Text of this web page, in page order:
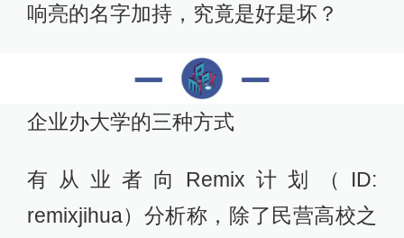
响亮的名字加持，究竟是好是坏？
企业办大学的三种方式
有从业者向Remix计划（ID:
remixjihua）分析称，除了民营高校之